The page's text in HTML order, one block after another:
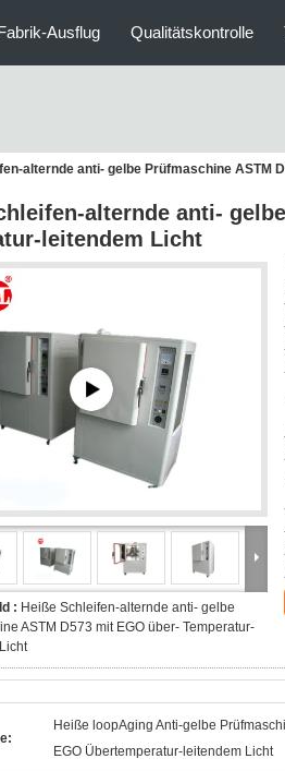
Ausflug Qualitätskontrolle
alternde anti- gelbe Prüfmaschine ASTM
alternde anti-
leitendem Licht
: Heiße Schleifen-alternde anti- gelbe
ASTM D573 mit EGO über- Temperatur-
Heiße loopAging Anti-gelbe
EGO Übertemperatur-leitendem Licht